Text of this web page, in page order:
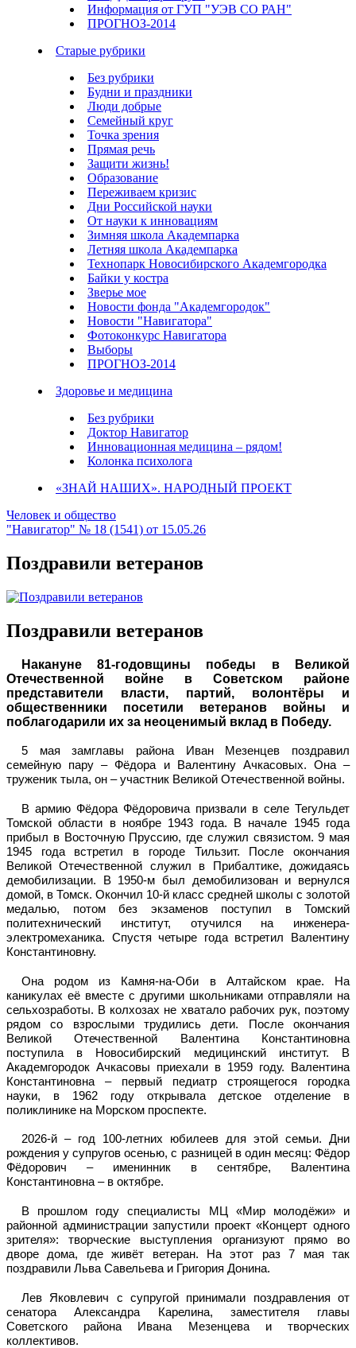
Информация от ГУП "УЭВ СО РАН"
ПРОГНОЗ-2014
Старые рубрики
Без рубрики
Будни и праздники
Люди добрые
Семейный круг
Точка зрения
Прямая речь
Защити жизнь!
Образование
Переживаем кризис
Дни Российской науки
От науки к инновациям
Зимняя школа Академпарка
Летняя школа Академпарка
Технопарк Новосибирского Академгородка
Байки у костра
Зверье мое
Новости фонда "Академгородок"
Новости "Навигатора"
Фотоконкурс Навигатора
Выборы
ПРОГНОЗ-2014
Здоровье и медицина
Без рубрики
Доктор Навигатор
Инновационная медицина – рядом!
Колонка психолога
«ЗНАЙ НАШИХ». НАРОДНЫЙ ПРОЕКТ
Человек и общество
"Навигатор" № 18 (1541) от 15.05.26
Поздравили ветеранов
Поздравили ветеранов
Накануне 81-годовщины победы в Великой
Отечественной войне в Советском районе
представители власти, партий, волонтёры и
общественники посетили ветеранов войны и
поблагодарили их за неоценимый вклад в Победу.
5 мая замглавы района Иван Мезенцев поздравил
семейную пару – Фёдора и Валентину Ачкасовых. Она –
труженик тыла, он – участник Великой Отечественной войны.
В армию Фёдора Фёдоровича призвали в селе Тегульдет
Томской области в ноябре 1943 года. В начале 1945 года
прибыл в Восточную Пруссию, где служил связистом. 9 мая
1945 года встретил в городе Тильзит. После окончания
Великой Отечественной служил в Прибалтике, дожидаясь
демобилизации. В 1950-м был демобилизован и вернулся
домой, в Томск. Окончил 10-й класс средней школы с золотой
медалью, потом без экзаменов поступил в Томский
политехнический институт, отучился на инженера-
электромеханика. Спустя четыре года встретил Валентину
Константиновну.
Она родом из Камня-на-Оби в Алтайском крае. На
каникулах её вместе с другими школьниками отправляли на
сельхозработы. В колхозах не хватало рабочих рук, поэтому
рядом со взрослыми трудились дети. После окончания
Великой Отечественной Валентина Константиновна
поступила в Новосибирский медицинский институт. В
Академгородок Ачкасовы приехали в 1959 году. Валентина
Константиновна – первый педиатр строящегося городка
науки, в 1962 году открывала детское отделение в
поликлинике на Морском проспекте.
2026-й – год 100-летних юбилеев для этой семьи. Дни
рождения у супругов осенью, с разницей в один месяц: Фёдор
Фёдорович – именинник в сентябре, Валентина
Константиновна – в октябре.
В прошлом году специалисты МЦ «Мир молодёжи» и
районной администрации запустили проект «Концерт одного
зрителя»: творческие выступления организуют прямо во
дворе дома, где живёт ветеран. На этот раз 7 мая так
поздравили Льва Савельева и Григория Донина.
Лев Яковлевич с супругой принимали поздравления от
сенатора Александра Карелина, заместителя главы
Советского района Ивана Мезенцева и творческих
коллективов.